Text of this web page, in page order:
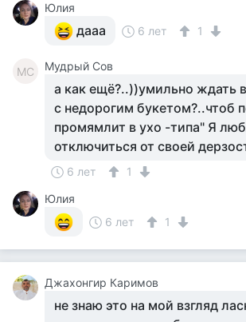
Юлия
дааа 6 лет 1
МС Мудрый Сов
а как ещё?..))умильно ждать
с недорогим букетом?..чтоб
промямлит в ухо -типа" Я
отключиться от своей
6 лет
1
Юлия
6 лет
1
Джахонгир Каримов
не знаю это на мой взгляд